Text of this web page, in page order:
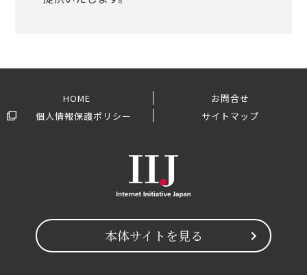
HOME
お問合せ
個人情報保護ポリシー
サイトマップ
本体サイトを見る